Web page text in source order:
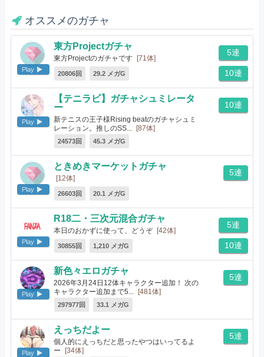
オススメのガチャ
Play
東方Projectガチャ
東方Projectのガチャです [71体]
20806回 29.2 メガG
5連
10連
Play
【テニラビ】ガチャシュミレータ
ー
新テニスの王子様Rising beatのガチャシュミ
レーション。推しのSS...
[87体]
24573回 45.3 メガG
10連
Play
ときめきマーケットガチャ
[12体]
26603回 20.1 メガG
5連
Play
R18二・三次元混合ガチャ
本日のおかずに使って、どうぞ [42体]
30855回 1,210 メガG
5連
10連
Play
新色々エロガチャ
2026年3月24日12体キャラクター追加！ 次の
キャラクター追加まで5...
[481体]
297977回 33.1 メガG
5連
Play
えっちだよー
個人的にえっちだと思ったやつはいってるよ
ー
[34体]
5連